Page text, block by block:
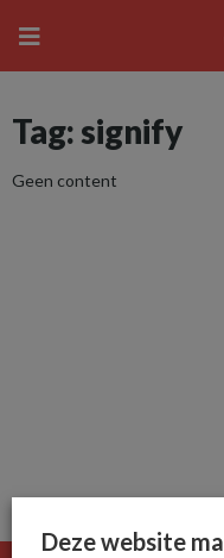
Tag: signify
Geen content
Deze website